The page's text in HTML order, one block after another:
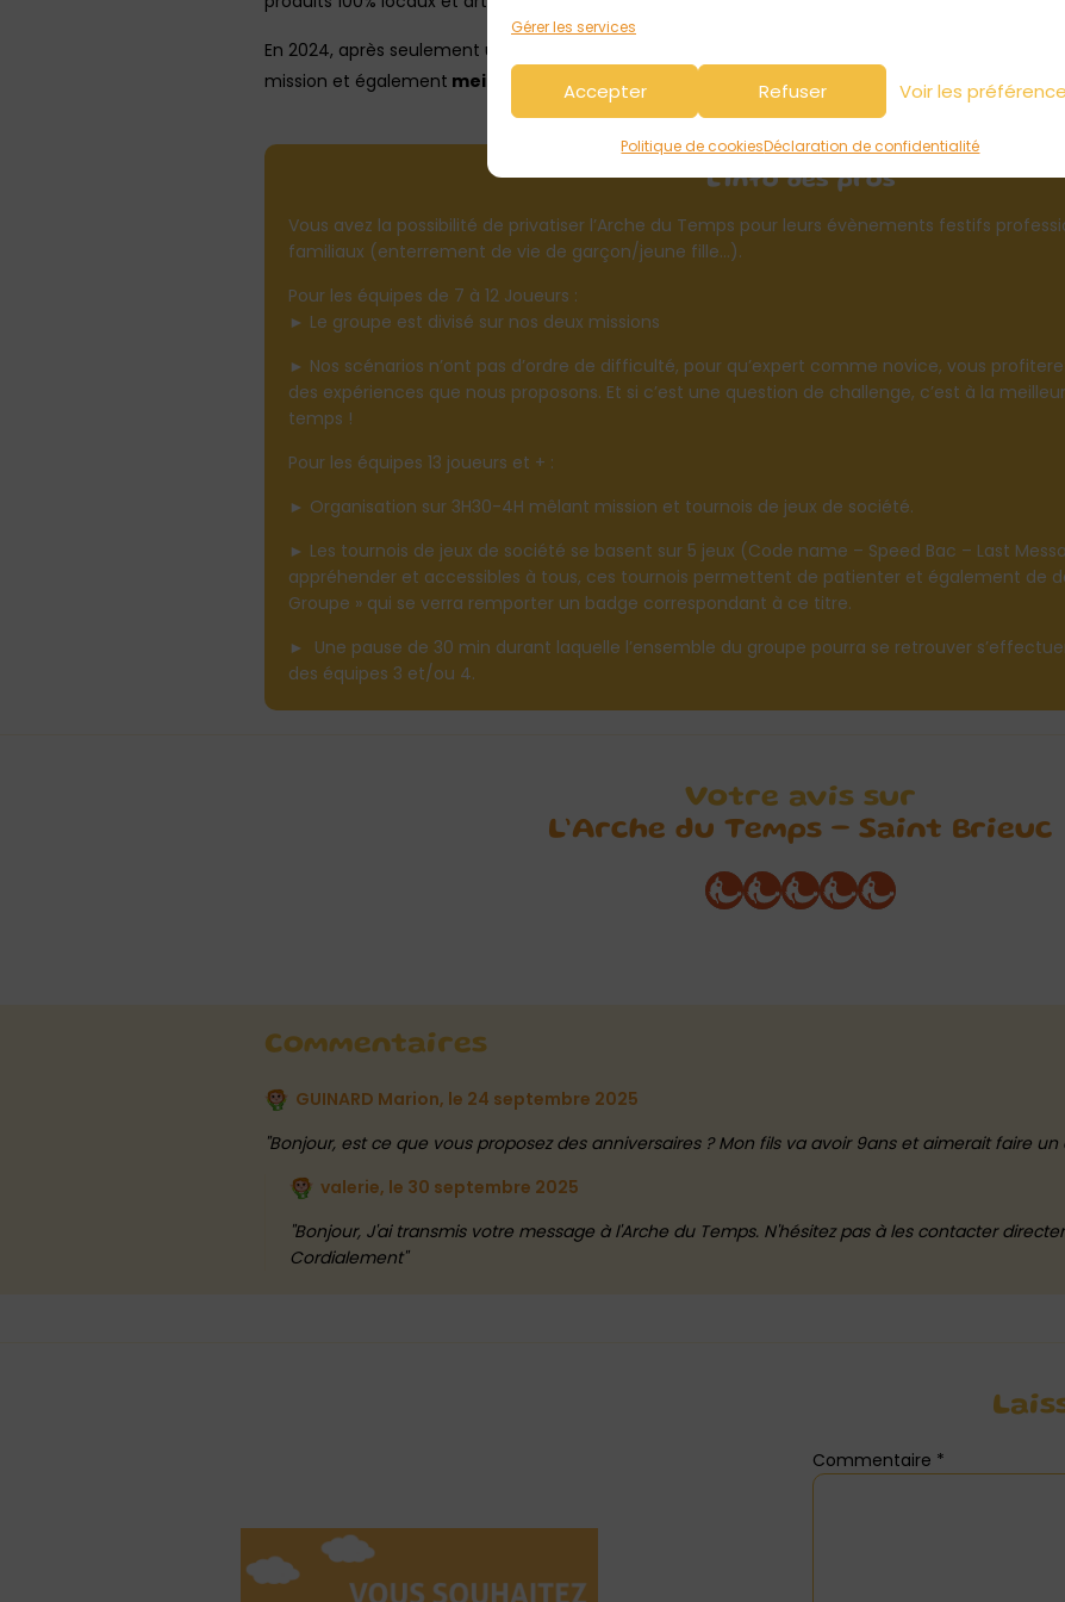
Gérer les services
Accepter Refuser Voir les
Politique de cookiesDéclaration de confidentialité
En 2024, après seulement une année d’ouverture, l’Arche du Temps a été élue meilleur
mission et également meilleure nouveauté de la région , ce qui fait de ce lieu, un endroit à
L'info des pros
Vous avez la possibilité de privatiser l’Arche du Temps pour leurs évènements festifs
familiaux (enterrement de vie de garçon/jeune fille…).
Pour les équipes de 7 à 12 Joueurs :
► Le groupe est divisé sur nos deux missions
► Nos scénarios n’ont pas d’ordre de difficulté, pour qu’expert comme novice, vous
des expériences que nous proposons. Et si c’est une question de challenge, c’est à la
temps !
Pour les équipes 13 joueurs et + :
► Organisation sur 3H30-4H mêlant mission et tournois de jeux de société.
► Les tournois de jeux de société se basent sur 5 jeux (Code name – Speed Bac – Last
appréhender et accessibles à tous, ces tournois permettent de patienter et également de
Groupe » qui se verra remporter un badge correspondant à ce titre.
► Une pause de 30 min durant laquelle l’ensemble du groupe pourra se retrouver
des équipes 3 et/ou 4.
Votre avis sur
L’Arche du Temps – Saint Brieuc
Commentaires
GUINARD Marion, le 24 septembre 2025
Bonjour, est ce que vous proposez des anniversaires ? Mon fils va avoir 9ans et aimerait faire un
valerie, le 30 septembre 2025
Bonjour, J'ai transmis votre message à l'Arche du Temps. N'hésitez pas à les contacter
Cordialement
Commentaire *